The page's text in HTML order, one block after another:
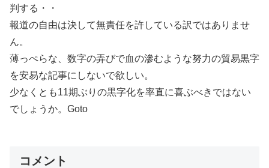
判する・・
報道の自由は決して無責任を許している訳ではありませ
ん。
薄っぺらな、数字の弄びで血の滲むような努力の貿易黒字
を安易な記事にしないで欲しい。
少なくとも11期ぶりの黒字化を率直に喜ぶべきではない
でしょうか。Goto
コメント